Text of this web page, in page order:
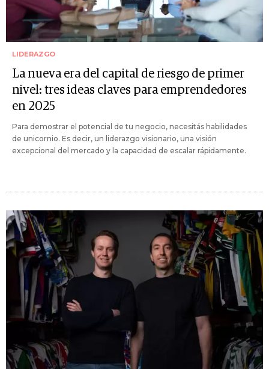
LIDERAZGO
La nueva era del capital de riesgo de primer
nivel: tres ideas claves para emprendedores
en 2025
Para demostrar el potencial de tu negocio, necesitás habilidades
de unicornio. Es decir, un liderazgo visionario, una visión
excepcional del mercado y la capacidad de escalar rápidamente.